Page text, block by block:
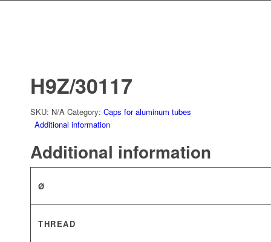
H9Z/30117
SKU: N/A Category: Caps for aluminum tubes
Additional information
Additional information
Ø
THREAD